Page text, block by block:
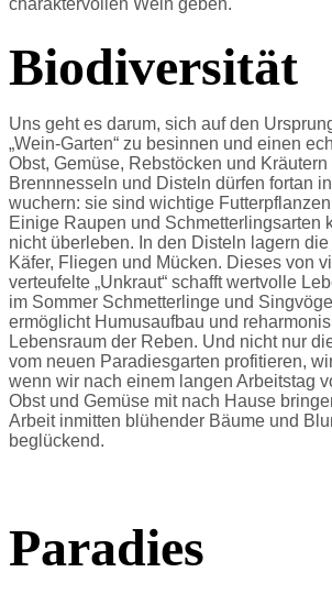
charaktervollen Wein geben.
Biodiversität
Uns geht es darum, sich auf den
„Wein-Garten“ zu besinnen und einen
Obst, Gemüse, Rebstöcken und
Brennnesseln und Disteln dürfen fortan
wuchern: sie sind wichtige
Einige Raupen und Schmetterlingsarten
nicht überleben. In den Disteln lagern
Käfer, Fliegen und Mücken. Dieses von
verteufelte „Unkraut“ schafft wertvolle
im Sommer Schmetterlinge und
ermöglicht Humusaufbau und
Lebensraum der Reben. Und nicht nur
vom neuen Paradiesgarten profitieren,
wenn wir nach einem langen Arbeitstag
Obst und Gemüse mit nach Hause
Arbeit inmitten blühender Bäume und
beglückend.
Paradies